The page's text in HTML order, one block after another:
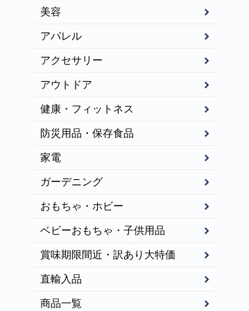
美容
アパレル
アクセサリー
アウトドア
健康・フィットネス
防災用品・保存食品
家電
ガーデニング
おもちゃ・ホビー
ベビーおもちゃ・子供用品
賞味期限間近・訳あり大特価
直輸入品
商品一覧